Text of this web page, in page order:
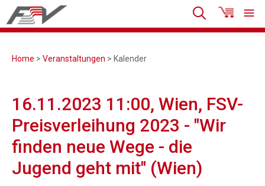
Home > Veranstaltungen > Kalender
16.11.2023 11:00, Wien, FSV-
Preisverleihung 2023 - "Wir
finden neue Wege - die
Jugend geht mit" (Wien)